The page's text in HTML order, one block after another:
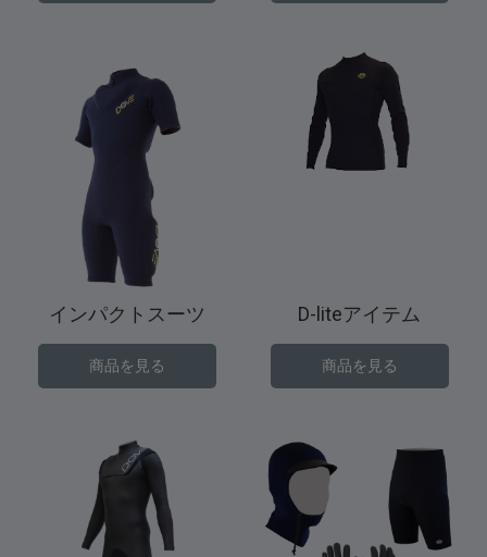
インパクトスーツ
商品を見る
D-liteアイテム
商品を見る